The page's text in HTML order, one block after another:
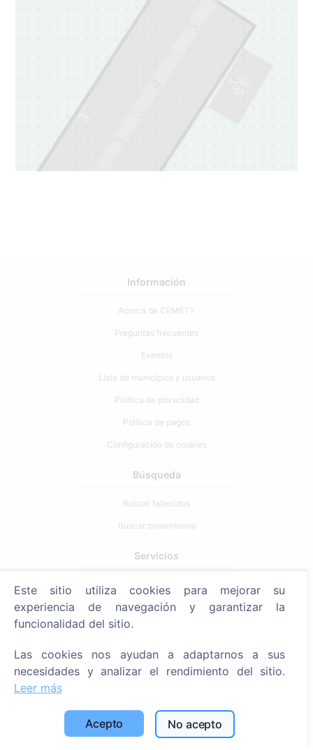
3
Información
Acerca de CEMETY
Preguntas frecuentes
Eventos
Lista de municipios y usuarios
Política de privacidad
Política de pagos
Configuración de cookies
Búsqueda
Buscar fallecidos
Buscar cementerios
Servicios
Contactos
SIA "CEMETY", LV40103618951
info@cemety.lv
Este sitio utiliza cookies para mejorar su
experiencia de navegación y garantizar la
funcionalidad del sitio.
Las cookies nos ayudan a adaptarnos a sus
necesidades y analizar el rendimiento del sitio.
Leer más
Acepto No acepto